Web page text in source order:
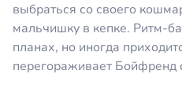
выбраться со своего
мальчишку в кепке. Ритм-
планах, но иногда
перегораживает Бойфренд